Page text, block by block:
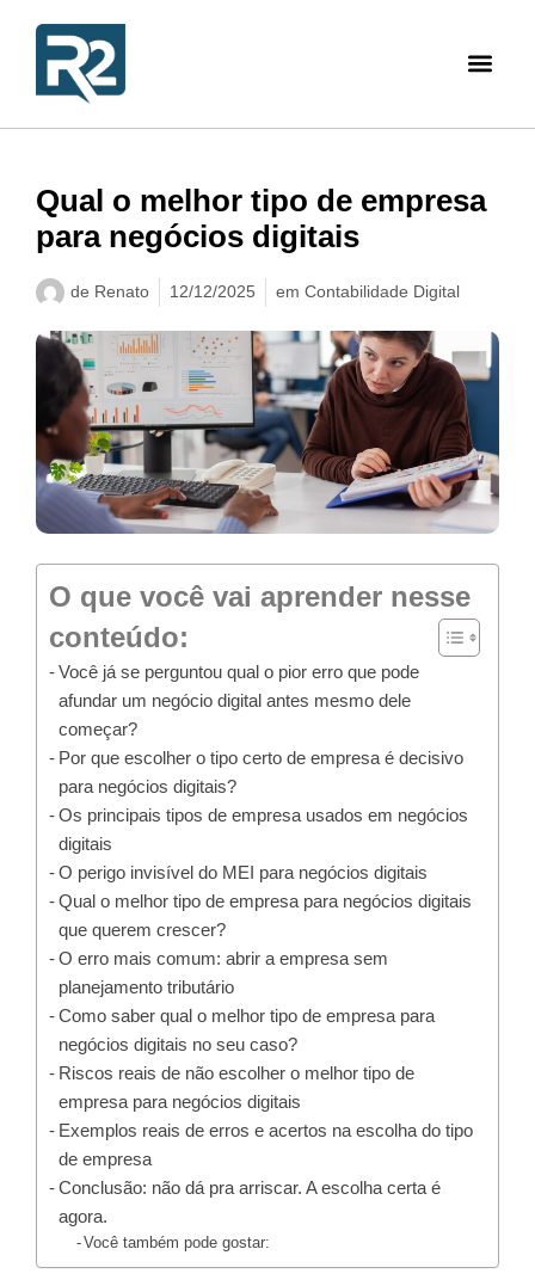
Qual o melhor tipo de empresa
para negócios digitais
de Renato 12/12/2025 em Contabilidade Digital
O que você vai aprender nesse
conteúdo:
Você já se perguntou qual o pior erro que pode
afundar um negócio digital antes mesmo dele
começar?
Por que escolher o tipo certo de empresa é decisivo
para negócios digitais?
Os principais tipos de empresa usados em negócios
digitais
O perigo invisível do MEI para negócios digitais
Qual o melhor tipo de empresa para negócios digitais
que querem crescer?
O erro mais comum: abrir a empresa sem
planejamento tributário
Como saber qual o melhor tipo de empresa para
negócios digitais no seu caso?
Riscos reais de não escolher o melhor tipo de
empresa para negócios digitais
Exemplos reais de erros e acertos na escolha do tipo
de empresa
Conclusão: não dá pra arriscar. A escolha certa é
agora.
Você também pode gostar: